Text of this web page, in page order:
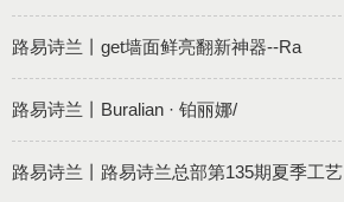
路易诗兰丨get墙面鲜亮翻新神器--Ra
路易诗兰丨Buralian · 铂丽娜/
路易诗兰丨路易诗兰总部第135期夏季工艺